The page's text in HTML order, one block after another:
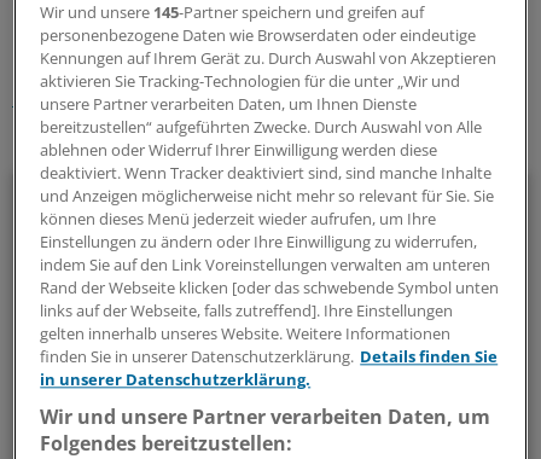
Schlagworte:
Krankenkassen Sachsen
Ihr Newsletter zum Thema
Politik & Debatte
Mit diesem Newsletter blicken Sie hinter das tägliche
Geschehen in der Gesundheitspolitik. Mit Analysen,
Hintergründen und einem Blick auf Themen, die die Agenda
bestimmen.
14-tägig, donnerstags
Wir und unsere 145-Partner speichern und greifen auf
personenbezogene Daten wie Browserdaten oder eindeutige
Kennungen auf Ihrem Gerät zu. Durch Auswahl von Akzeptieren
aktivieren Sie Tracking-Technologien für die unter „Wir und
unsere Partner verarbeiten Daten, um Ihnen Dienste
bereitzustellen“ aufgeführten Zwecke. Durch Auswahl von Alle
ablehnen oder Widerruf Ihrer Einwilligung werden diese
deaktiviert. Wenn Tracker deaktiviert sind, sind manche Inhalte
und Anzeigen möglicherweise nicht mehr so relevant für Sie. Sie
können dieses Menü jederzeit wieder aufrufen, um Ihre
Einstellungen zu ändern oder Ihre Einwilligung zu widerrufen,
indem Sie auf den Link Voreinstellungen verwalten am unteren
Rand der Webseite klicken [oder das schwebende Symbol unten
links auf der Webseite, falls zutreffend]. Ihre Einstellungen
gelten innerhalb unseres Website. Weitere Informationen
finden Sie in unserer Datenschutzerklärung. Details finden Sie
in unserer Datenschutzerklärung.
Wir und unsere Partner verarbeiten Daten, um
Folgendes bereitzustellen: